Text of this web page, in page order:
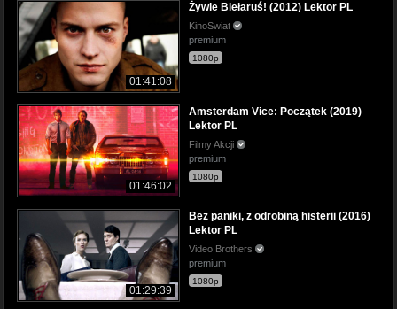
01:41:08
Żywie Biełaruś! (2012) Lektor PL
KinoSwiat
premium
1080p
01:46:02
Amsterdam Vice: Początek (2019)
Lektor PL
Filmy Akcji
premium
1080p
01:29:39
Bez paniki, z odrobiną histerii (2016)
Lektor PL
Video Brothers
premium
1080p